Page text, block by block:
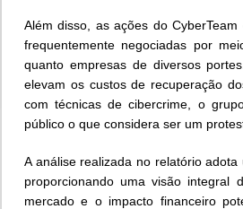
Além disso, as ações do
frequentemente negociadas por
quanto empresas de diversos
elevam os custos de recuperação
com técnicas de cibercrime, o
público o que considera ser um
A análise realizada no relatório
proporcionando uma visão integral
mercado e o impacto financeiro